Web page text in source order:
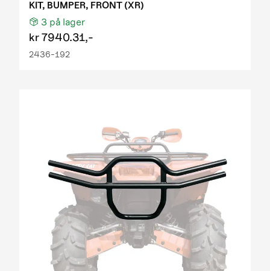
KIT, BUMPER, FRONT (XR)
3 på lager
kr7940.31,-
2436-192